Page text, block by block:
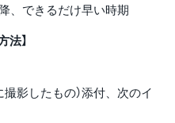
、できるだけ早い時期
法】
撮影したもの）添付、次のイ